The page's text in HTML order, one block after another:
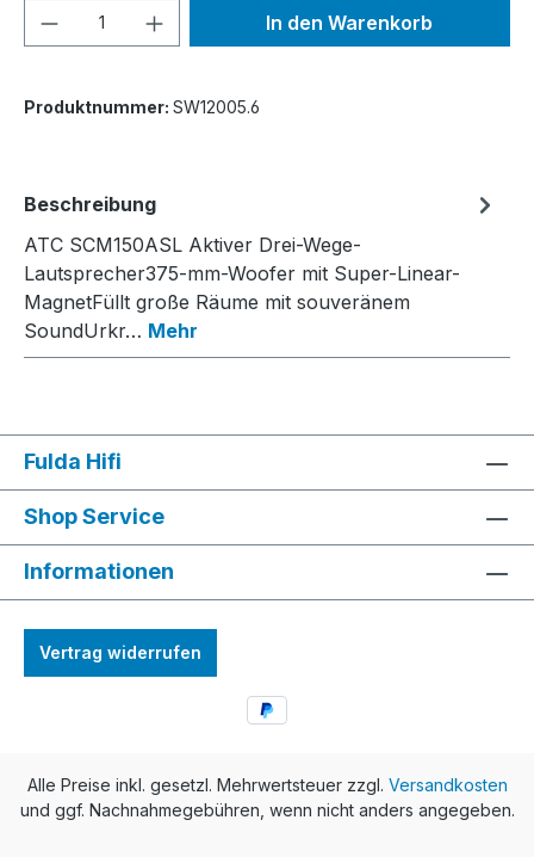
Produkt Anzahl: Gib denIn den Warenkorb
Produktnummer: SW12005.6
Beschreibung
ATC SCM150ASL Aktiver Drei-Wege-
Lautsprecher375-mm-Woofer mit Super-Linear-
MagnetFüllt große Räume mit souveränem
SoundUrkr… Mehr
Fulda Hifi
Shop Service
Informationen
Vertrag widerrufen
Alle Preise inkl. gesetzl. Mehrwertsteuer zzgl. Versandkosten
und ggf. Nachnahmegebühren, wenn nicht anders angegeben.